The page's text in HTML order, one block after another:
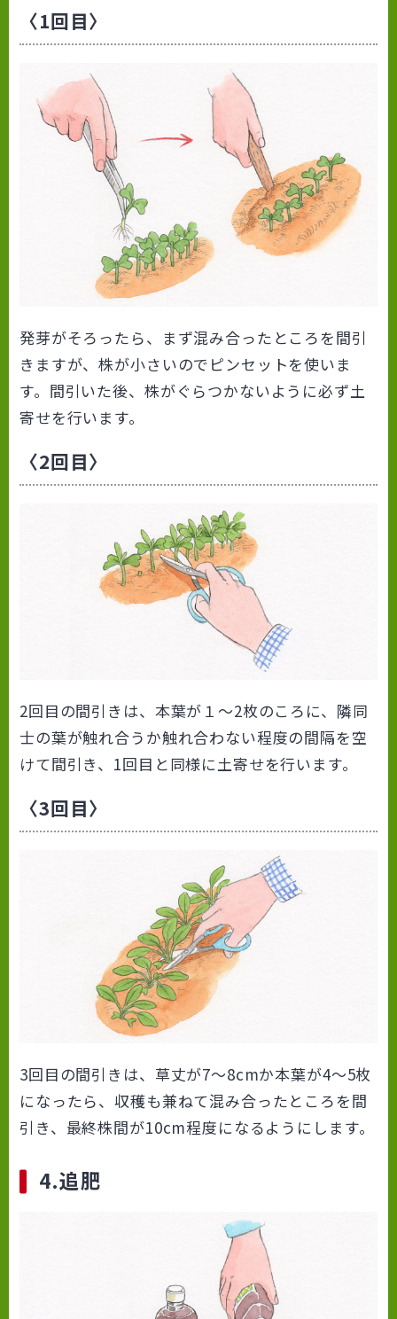
〈1回目〉
発芽がそろったら、まず混み合ったところを間引
きますが、株が小さいのでピンセットを使いま
す。間引いた後、株がぐらつかないように必ず土
寄せを行います。
〈2回目〉
2回目の間引きは、本葉が１～2枚のころに、隣同
士の葉が触れ合うか触れ合わない程度の間隔を空
けて間引き、1回目と同様に土寄せを行います。
〈3回目〉
3回目の間引きは、草丈が7～8cmか本葉が4～5枚
になったら、収穫も兼ねて混み合ったところを間
引き、最終株間が10cm程度になるようにします。
4.追肥